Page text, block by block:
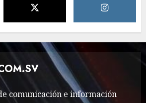
The full story of
Thailand’s extraordinary
cave rescue
MAYO 14, 2024 1002
comunicación e información